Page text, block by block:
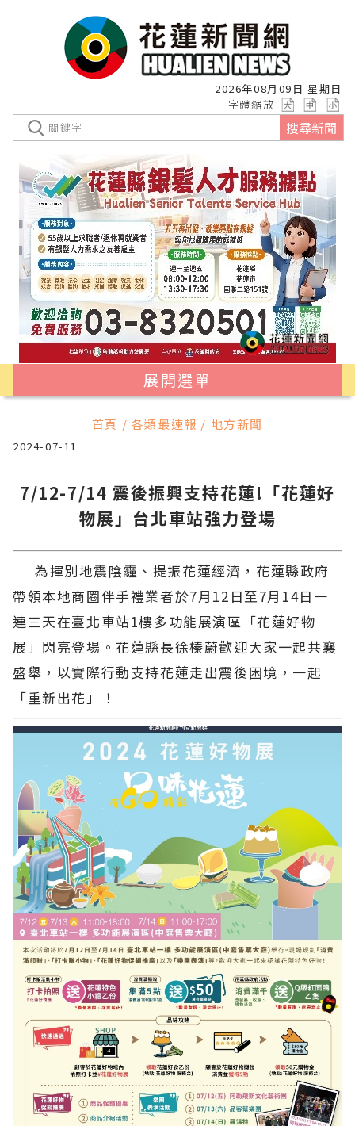
2026年08月09日 星期日
字體縮放
搜尋新聞
展開選單
首頁 / 各類最速報 / 地方新聞
2024-07-11
7/12-7/14 震後振興支持花蓮!「花蓮好
物展」台北車站強力登場
為揮別地震陰霾、提振花蓮經濟，花蓮縣政府
帶領本地商圈伴手禮業者於7月12日至7月14日一
連三天在臺北車站1樓多功能展演區「花蓮好物
展」閃亮登場。花蓮縣長徐榛蔚歡迎大家一起共襄
盛舉，以實際行動支持花蓮走出震後困境，一起
「重新出花」！